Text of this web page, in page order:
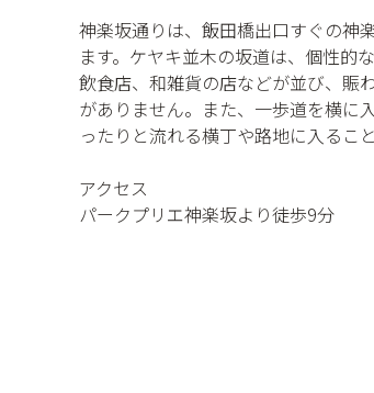
神楽坂通りは、飯田橋出口すぐの神
ます。ケヤキ並木の坂道は、個性的
飲食店、和雑貨の店などが並び、賑
がありません。また、一歩道を横に
ったりと流れる横丁や路地に入るこ
アクセス
パークプリエ神楽坂より徒歩9分